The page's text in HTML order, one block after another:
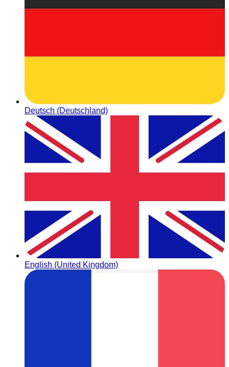
Deutsch (Deutschland)
English (United Kingdom)